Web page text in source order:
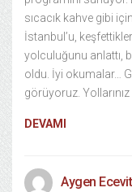
sıcacık kahve gibi
İstanbul’u,
yolculuğunu anlattı,
oldu. İyi okumalar…
görüyoruz.
DEVAMI
Aygen Ecevit